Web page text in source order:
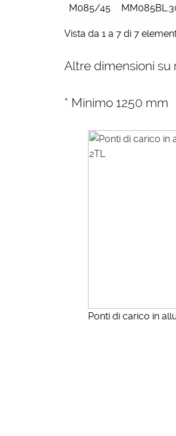
M085/45
Vista da 1 a 7 di 7
Altre dimensioni su
* Minimo 1250 mm
Ponti di carico in